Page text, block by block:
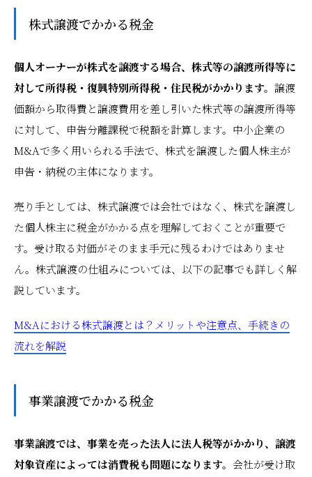
株式譲渡でかかる税金
個人オーナーが株式を譲渡する場合、株式等の譲渡所得等に
対して所得税・復興特別所得税・住民税がかかります。 譲渡
価額から取得費と譲渡費用を差し引いた株式等の譲渡所得等
に対して、申告分離課税で税額を計算します。中小企業の
M&Aで多く用いられる手法で、株式を譲渡した個人株主が
申告・納税の主体になります。
売り手としては、株式譲渡では会社ではなく、株式を譲渡し
た個人株主に税金がかかる点を理解しておくことが重要で
す。受け取る対価がそのまま手元に残るわけではありませ
ん。株式譲渡の仕組みについては、以下の記事でも詳しく解
説しています。
M&Aにおける株式譲渡とは？メリットや注意点、手続きの
流れを解説
事業譲渡でかかる税金
事業譲渡では、事業を売った法人に法人税等がかかり、譲渡
対象資産によっては消費税も問題になります。 会社が受け取